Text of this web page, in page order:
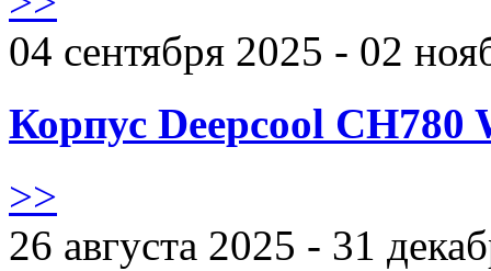
04 сентября 2025 - 02
Корпус Deepcool CH780
>>
26 августа 2025 - 31